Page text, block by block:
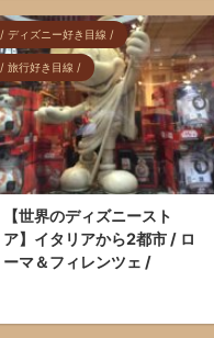
/ ディズニー好き目線 /
/ 旅行好き目線 /
【世界のディズニースト
ア】イタリアから2都市 / ロ
ーマ＆フィレンツェ /